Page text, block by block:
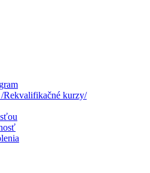
Rekvalifikačné kurzy/